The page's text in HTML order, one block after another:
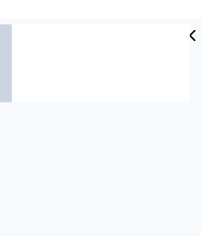
a las órdenes de Simeone,
de la presente temporada.